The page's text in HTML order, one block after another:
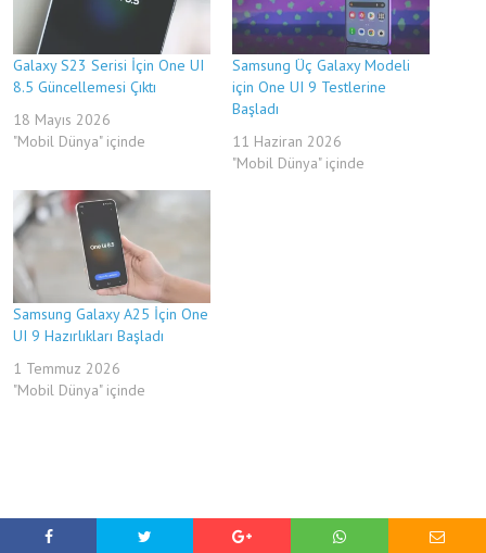
Galaxy S23 Serisi İçin One UI
8.5 Güncellemesi Çıktı
18 Mayıs 2026
"Mobil Dünya" içinde
Samsung Üç Galaxy Modeli
için One UI 9 Testlerine
Başladı
11 Haziran 2026
"Mobil Dünya" içinde
Samsung Galaxy A25 İçin One
UI 9 Hazırlıkları Başladı
1 Temmuz 2026
"Mobil Dünya" içinde